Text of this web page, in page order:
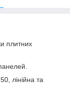
плитних
лінійна та